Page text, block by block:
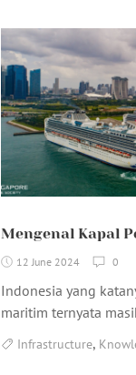
Mengenal Kapal
12 June 2024 0
Indonesia yang
maritim ternyata
Infrastructure,